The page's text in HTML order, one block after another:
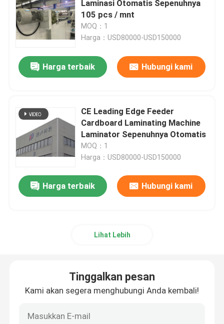
Mesin Laminator Film Termal
Mesin Laminasi Litho
Mesin Laminator Film Pisau Panas
Mesin Laminator Film Pisau Rantai
Laminator Karton
Laminasi Otomatis Sepenuhnya
105 pcs / mnt
MOQ：1
Harga：USD80000-USD150000
Harga terbaik Hubungi kami
CE Leading Edge Feeder
Cardboard Laminating Machine
Laminator Sepenuhnya Otomatis
MOQ：1
Harga：USD80000-USD150000
Harga terbaik Hubungi kami
Lihat Lebih
Tinggalkan pesan
Kami akan segera menghubungi Anda kembali!